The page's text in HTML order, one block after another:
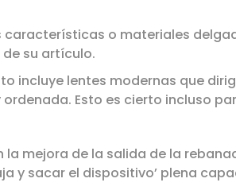
o materiales
su artículo.
lentes modernas que
Esto es cierto incluso
mejora de la salida de la
y sacar el dispositivo’ plena